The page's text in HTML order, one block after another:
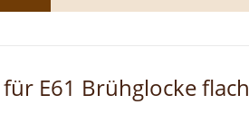
E61 Brühglocke flach